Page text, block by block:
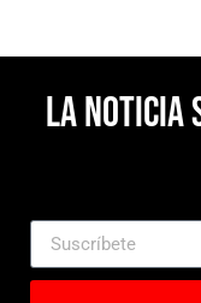
La noticia